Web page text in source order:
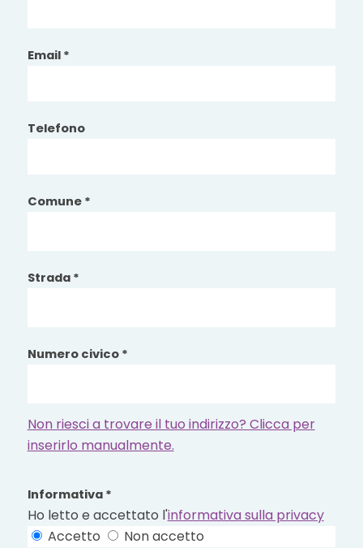
Email *
Telefono
Comune *
Strada *
Numero civico *
Non riesci a trovare il tuo indirizzo? Clicca per
inserirlo manualmente.
Informativa *
Ho letto e accettato l'informativa sulla privacy
Accetto
Non accetto